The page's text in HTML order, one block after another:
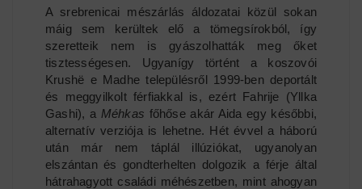
A srebrenicai mészárlás áldozatai közül sokan
máig sem kerültek elő a tömegsírokból, így
szeretteik nem is gyászolhatták meg őket
tisztességesen. Ugyanígy történt a koszovói
Krushë e Madhe településről 1999-ben deportált
és meggyilkolt férfiakkal is, ezért Fahrije (Yllka
Gashi), a Méhkas főhőse akár Aida egy későbbi,
alternatív verziója is lehetne. Hét évvel a háború
után már nem táplál illúziókat, ugyanolyan
elszántan és gondterhelten dolgozik a férje által
hátrahagyott családi méhészetben, mint ahogyan